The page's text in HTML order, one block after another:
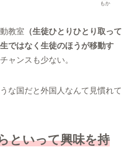
もか
教室 （生徒ひとりひとり取って
ではなく生徒のほうが移動す
ャンスも少ない。
な国だと外国人なんて見慣れて
といって興味を持